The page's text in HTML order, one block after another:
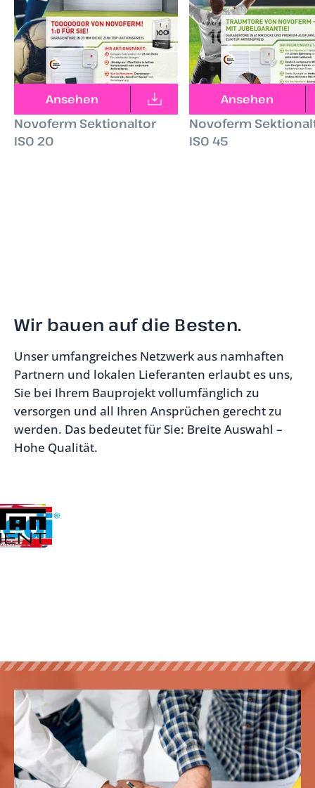
Ansehen
Novoferm Sektionaltor
ISO 20
Ansehen
Novoferm
ISO 45
Wir bauen auf die Besten.
Unser umfangreiches Netzwerk aus namhaften
Partnern und lokalen Lieferanten erlaubt es uns,
Sie bei Ihrem Bauprojekt vollumfänglich zu
versorgen und all Ihren Ansprüchen gerecht zu
werden. Das bedeutet für Sie: Breite Auswahl –
Hohe Qualität.